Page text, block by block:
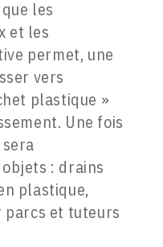
les
et les
permet, une
vers
plastique »
Une fois
: drains
plastique,
parcs et tuteurs